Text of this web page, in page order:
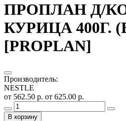
ПРОПЛАН Д/
КУРИЦА 400Г.
[PROPLAN]
Производитель:
NESTLE
от 562.50 р. от 625.00 р.
В корзину